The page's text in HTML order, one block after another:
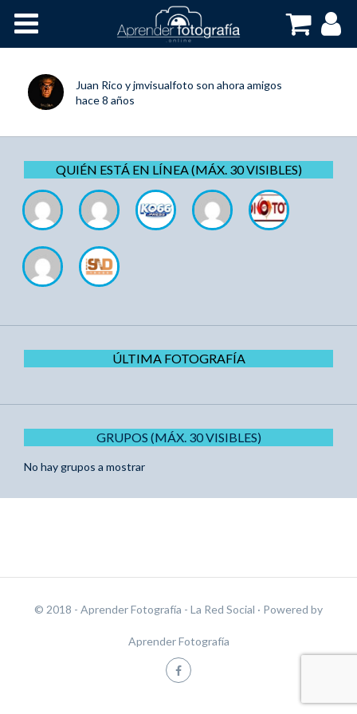
Cursos OnLine
Juan Rico yjmvisualfoto son ahora amigos
hace 8 años
QUIÉN ESTÁ EN LÍNEA (MÁX. 30 VISIBLES)
ÚLTIMA FOTOGRAFÍA
GRUPOS (MÁX. 30 VISIBLES)
No hay grupos a mostrar
© 2018 - Aprender Fotografía - La Red Social · Powered by
Aprender Fotografía